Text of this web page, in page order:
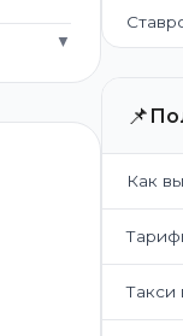
▼
📌
Как
Такси